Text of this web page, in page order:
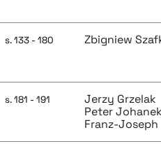
s. 133 - 180 Zbigniew
s. 181 - 191
Jerzy Grzelak
Peter Johanek
Franz-